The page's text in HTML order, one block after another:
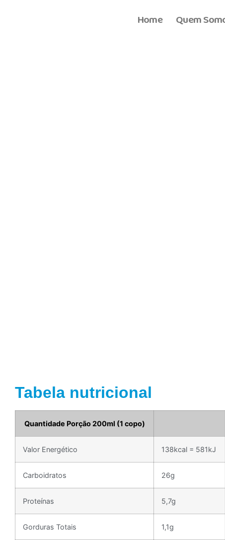
Home Quem
Tabela nutricional
Quantidade Porção 200ml (1 copo)
Valor Energético 138kcal = 581kJ
Carboidratos 26g
Proteínas 5,7g
Gorduras Totais 1,1g